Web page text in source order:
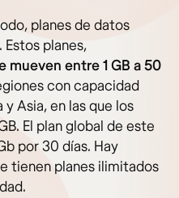
planes de datos
planes,
mueven entre 1 GB a 50
con capacidad
Asia, en las que los
El plan global de este
por 30 días. Hay
tienen planes ilimitados